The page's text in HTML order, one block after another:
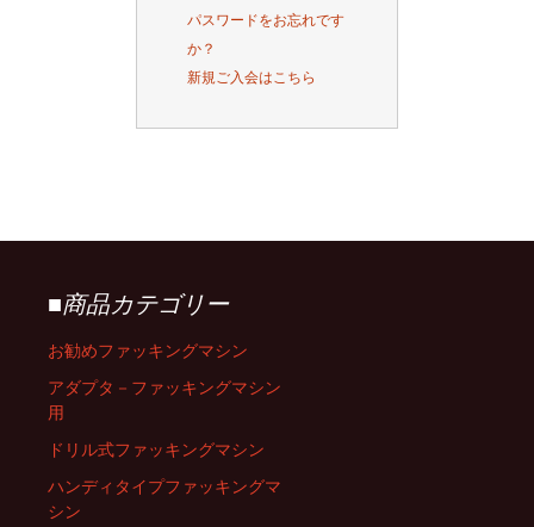
パスワードをお忘れです
か？
新規ご入会はこちら
■商品カテゴリー
お勧めファッキングマシン
アダプタ－ファッキングマシン
用
ドリル式ファッキングマシン
ハンディタイプファッキングマ
シン